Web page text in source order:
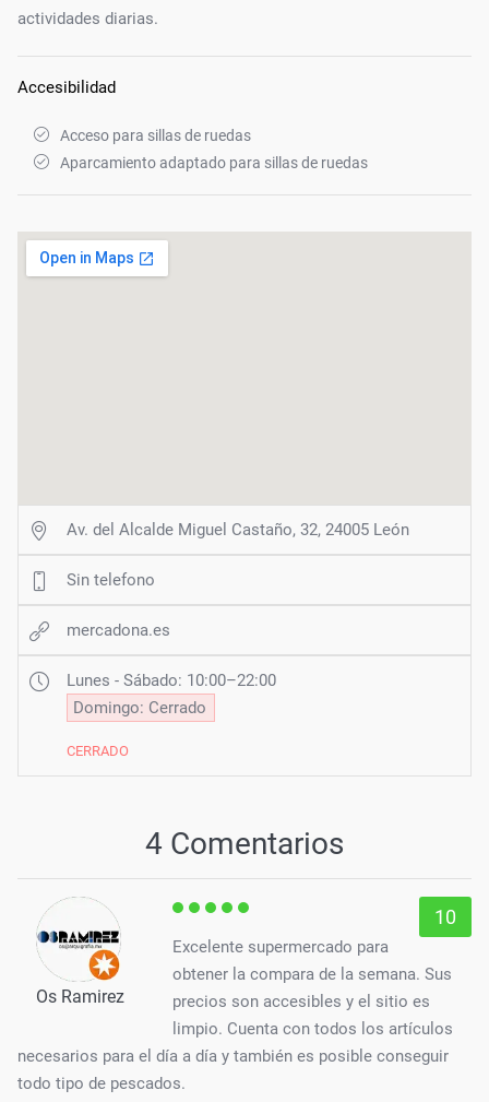
actividades diarias.
Accesibilidad
Acceso para sillas de ruedas
Aparcamiento adaptado para sillas de ruedas
Av. del Alcalde Miguel Castaño, 32, 24005 León
Sin telefono
mercadona.es
Lunes - Sábado: 10:00–22:00
Domingo: Cerrado
CERRADO
4 Comentarios
Os Ramirez
10
Excelente supermercado para
obtener la compara de la semana. Sus
precios son accesibles y el sitio es
limpio. Cuenta con todos los artículos
necesarios para el día a día y también es posible conseguir
todo tipo de pescados.